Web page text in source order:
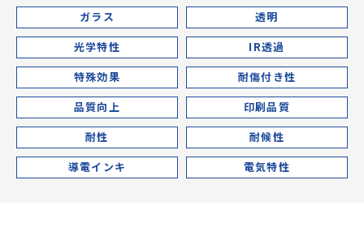
ガラス
透明
光学特性
IR透過
特殊効果
耐傷付き性
品質向上
印刷品質
耐性
耐候性
導電インキ
電気特性